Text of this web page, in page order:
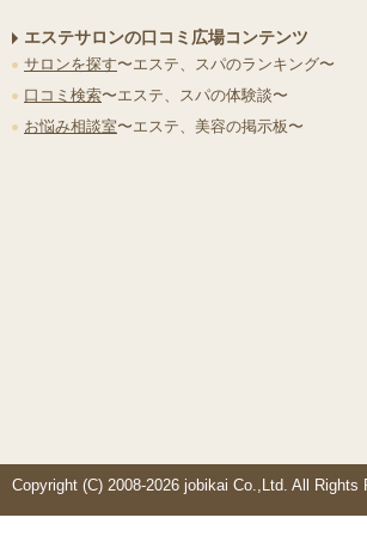
エステサロンの口コミ広場コンテンツ
サロンを探す〜エステ、スパのランキング〜
口コミ検索〜エステ、スパの体験談〜
お悩み相談室〜エステ、美容の掲示板〜
Copyright (C) 2008-2026 jobikai Co.,Ltd. All Rights